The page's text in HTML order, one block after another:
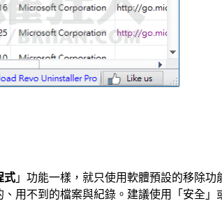
式 」功能一樣，就只使用軟體預設的移除功
用不到的檔案與紀錄。建議使用「安全」